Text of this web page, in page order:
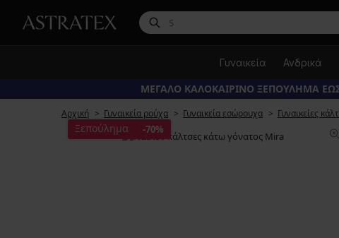
Γυναικεία Ανδρικά
ΜΕΓΑΛΟ ΚΑΛΟΚΑΙΡΙΝΟ ΞΕΠΟΥΛΗΜΑ
Αρχική Γυναικεία ρούχα Γυναικεία εσώρουχα Γυναικείες
Ξεπούλημα -70%